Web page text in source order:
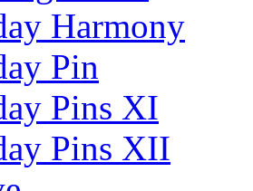
Harmony
Pin
Pins XI
Pins XII